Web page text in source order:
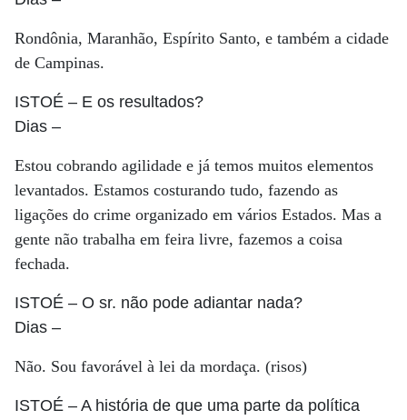
Rondônia, Maranhão, Espírito Santo, e também a cidade
de Campinas.
ISTOÉ – E os resultados?
Dias –
Estou cobrando agilidade e já temos muitos elementos
levantados. Estamos costurando tudo, fazendo as
ligações do crime organizado em vários Estados. Mas a
gente não trabalha em feira livre, fazemos a coisa
fechada.
ISTOÉ – O sr. não pode adiantar nada?
Dias –
Não. Sou favorável à lei da mordaça. (risos)
ISTOÉ – A história de que uma parte da política